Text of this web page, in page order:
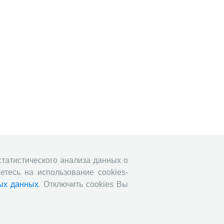
анализа данных о
на использование cookies-
данных. Отключить cookies Вы